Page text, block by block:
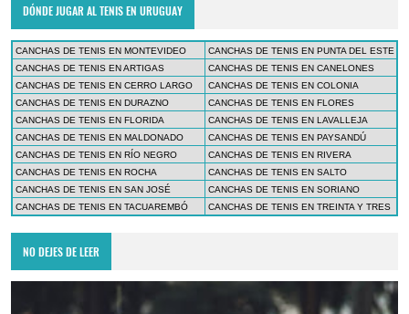
DÓNDE JUGAR AL TENIS EN URUGUAY
CANCHAS DE TENIS EN MONTEVIDEO
CANCHAS DE TENIS EN PUNTA DEL ESTE
CANCHAS DE TENIS EN ARTIGAS
CANCHAS DE TENIS EN CANELONES
CANCHAS DE TENIS EN CERRO LARGO
CANCHAS DE TENIS EN COLONIA
CANCHAS DE TENIS EN DURAZNO
CANCHAS DE TENIS EN FLORES
CANCHAS DE TENIS EN FLORIDA
CANCHAS DE TENIS EN LAVALLEJA
CANCHAS DE TENIS EN MALDONADO
CANCHAS DE TENIS EN PAYSANDÚ
CANCHAS DE TENIS EN RÍO NEGRO
CANCHAS DE TENIS EN RIVERA
CANCHAS DE TENIS EN ROCHA
CANCHAS DE TENIS EN SALTO
CANCHAS DE TENIS EN SAN JOSÉ
CANCHAS DE TENIS EN SORIANO
CANCHAS DE TENIS EN TACUAREMBÓ
CANCHAS DE TENIS EN TREINTA Y TRES
NO DEJES DE LEER